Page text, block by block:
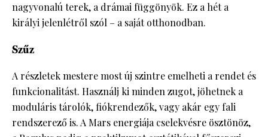
nagyvonalú terek, a drámai függönyök. Ez a hét a
királyi jelenlétről szól – a saját otthonodban.
Szűz
A részletek mestere most új szintre emelheti a rendet és
funkcionalitást. Használj ki minden zugot, jöhetnek a
moduláris tárolók, fiókrendezők, vagy akár egy fali
rendszerező is. A Mars energiája cselekvésre ösztönöz,